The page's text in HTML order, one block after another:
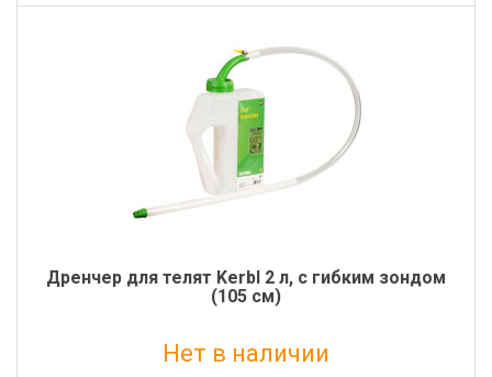
Дренчер для телят Kerbl 2 л, с гибким зондом
(105 см)
Нет в наличии